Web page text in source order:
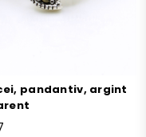
pandantiv, argint